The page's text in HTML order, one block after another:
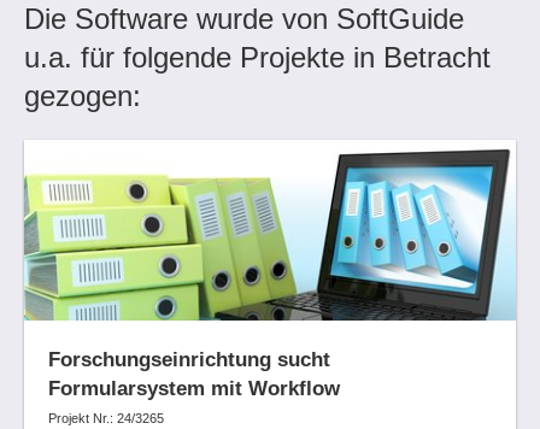
Die Software wurde von SoftGuide
u.a. für folgende Projekte in Betracht
gezogen:
Forschungseinrichtung sucht
Formularsystem mit Workflow
Projekt Nr.: 24/3265